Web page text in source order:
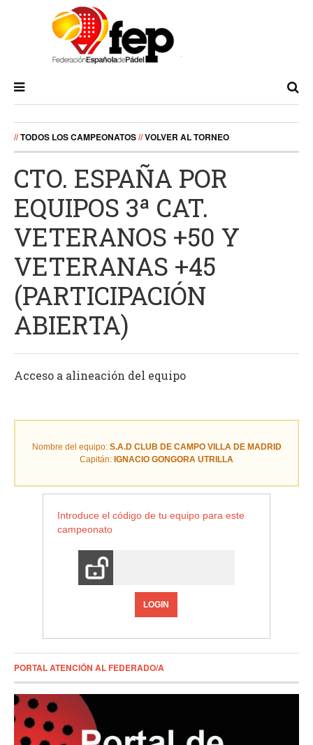
//TODOS LOS CAMPEONATOS//VOLVER AL TORNEO
CTO. ESPAÑA POR
EQUIPOS 3ª CAT.
VETERANOS +50 Y
VETERANAS +45
(PARTICIPACIÓN
ABIERTA)
Acceso a alineación del equipo
Nombre del equipo: S.A.D CLUB DE CAMPO VILLA DE MADRID
Capitán: IGNACIO GONGORA UTRILLA
Introduce el código de tu equipo para este
campeonato
LOGIN
PORTAL ATENCIÓN AL FEDERADO/A